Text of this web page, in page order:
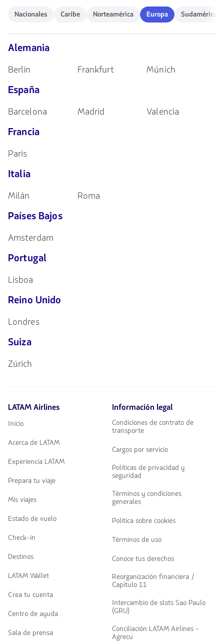
flechas
navegar
Nacionales
Nacionales Caribe
Caribe Norteamérica
Norteamérica Europa
Europa Sudamérica
Sudamérica
Alemania
Berlín Frankfurt Múnich
España
Barcelona Madrid Valencia
Francia
Paris
Italia
Milán Roma
Países Bajos
Amsterdam
Portugal
Lisboa
Reino Unido
Londres
Suiza
Zúrich
LATAM Airlines
Inicio
Acerca de LATAM
Experiencia LATAM
Prepara tu viaje
Mis viajes
Estado de vuelo
Check-in
Destinos
LATAM Wallet
Crea tu cuenta
Centro de ayuda
Sala de prensa
Información legal
Condiciones de contrato de
transporte
Cargos por servicio
Políticas de privacidad y
seguridad
Términos y condiciones
generales
Política sobre cookies
Términos de uso
Conoce tus derechos
Reorganización financiera /
Capítulo 11
Intercambio de slots Sao Paulo
(GRU)
Conciliación LATAM Airlines -
Agrecu